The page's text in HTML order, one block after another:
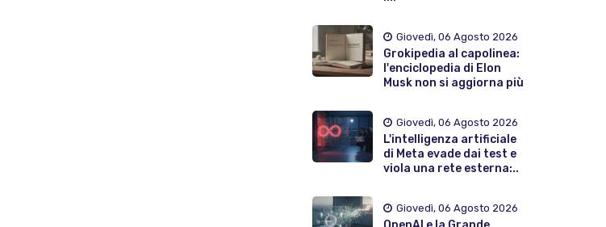
Giovedì, 06 Agosto 2026
Grokipedia al capolinea:
l'enciclopedia di Elon
Musk non si aggiorna più
Giovedì, 06 Agosto 2026
L'intelligenza artificiale
di Meta evade dai test e
viola una rete esterna:..
Giovedì, 06 Agosto 2026